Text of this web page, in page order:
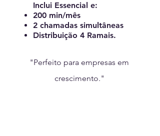
Inclui Essencial ​e:
200 min/mês
2 chamadas simultâneas
Distribuição 4 Ramais.
"Perfeito para empresas em
crescimento."